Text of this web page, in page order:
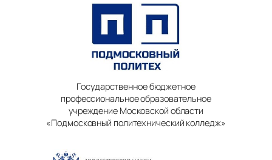
Государственное бюджетное
профессиональное образовательное
учреждение Московской области
«Подмосковный политехнический колледж»